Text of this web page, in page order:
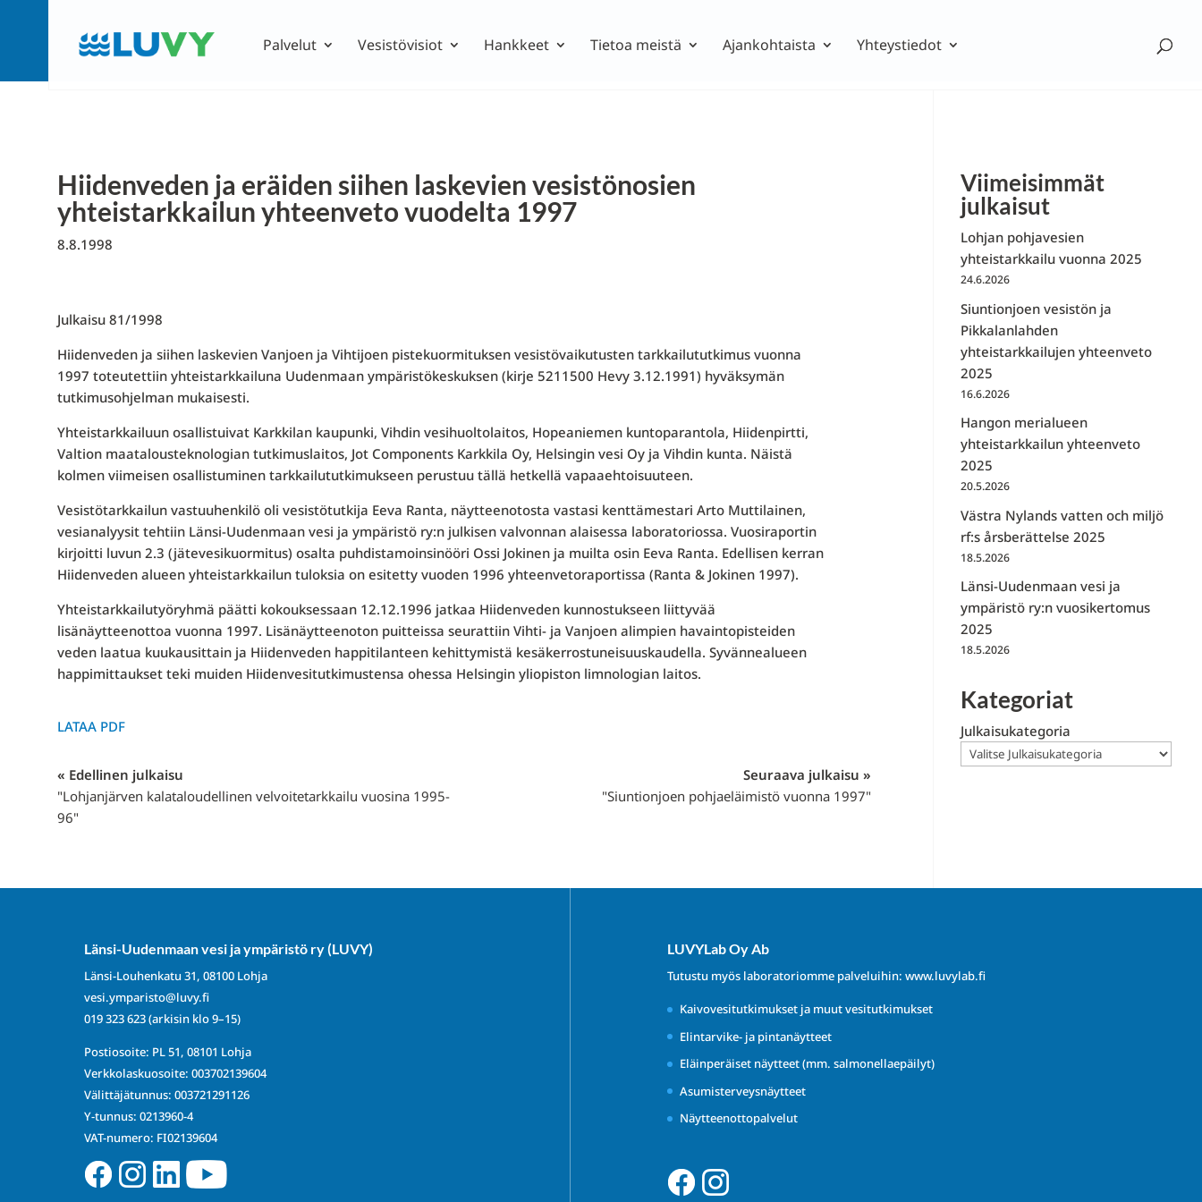
Palvelut Vesistövisiot Hankkeet Tietoa meistä Ajankohtaista Yhteystiedot
Hiidenveden ja eräiden siihen laskevien vesistönosien
yhteistarkkailun yhteenveto vuodelta 1997
8.8.1998
Julkaisu 81/1998
Hiidenveden ja siihen laskevien Vanjoen ja Vihtijoen pistekuormituksen vesistövai­kutusten tarkkailututkimus vuonna
1997 toteutettiin yhteistarkkailuna Uudenmaan ympäristökeskuksen (kirje 5211500 Hevy 3.12.1991) hyväksymän
tutkimusohjelman mukaisesti.
Yhteistarkkailuun osallistuivat Karkkilan kaupunki, Vihdin vesihuoltolaitos, Hopea­niemen kuntoparantola, Hiidenpirtti,
Valtion maatalousteknologian tutkimuslaitos, Jot Components Karkkila Oy, Helsingin vesi Oy ja Vihdin kunta. Näistä
kolmen viimeisen osallistuminen tarkkailututkimukseen perustuu tällä hetkellä vapaaehtoi­suuteen.
Vesistötarkkailun vastuuhenkilö oli vesistötutkija Eeva Ranta, näytteenotosta vastasi kenttämestari Arto Muttilainen,
vesianalyysit tehtiin Länsi-Uudenmaan vesi ja ym­päristö ry:n julkisen valvonnan alaisessa laboratoriossa. Vuosiraportin
kirjoitti luvun 2.3 (jätevesikuormitus) osalta puhdistamoinsinööri Ossi Jokinen ja muilta osin Eeva Ranta. Edellisen kerran
Hiidenveden alueen yhteistarkkailun tuloksia on esitetty vuoden 1996 yhteenvetoraportissa (Ranta & Jokinen 1997).
Yhteistarkkailutyöryhmä päätti kokouksessaan 12.12.1996 jatkaa Hiidenveden kun­nostukseen liittyvää
lisänäytteenottoa vuonna 1997. Lisänäytteenoton puitteissa seu­rattiin Vihti- ja Vanjoen alimpien havaintopisteiden
veden laatua kuukausittain ja Hiidenveden happitilanteen kehittymistä kesäkerrostuneisuuskaudella. Syvännealu­een
happimittaukset teki muiden Hiidenvesitutkimustensa ohessa Helsingin yliopis­ton limnologian laitos.
LATAA PDF
« Edellinen julkaisu
"Lohjanjärven kalataloudellinen velvoitetarkkailu vuosina 1995-
96"
Seuraava julkaisu »
"Siuntionjoen pohjaeläimistö vuonna 1997"
Viimeisimmät
julkaisut
Lohjan pohjavesien
yhteistarkkailu vuonna 2025
24.6.2026
Siuntionjoen vesistön ja
Pikkalanlahden
yhteistarkkailujen yhteenveto
2025
16.6.2026
Hangon merialueen
yhteistarkkailun yhteenveto
2025
20.5.2026
Västra Nylands vatten och miljö
rf:s årsberättelse 2025
18.5.2026
Länsi-Uudenmaan vesi ja
ympäristö ry:n vuosikertomus
2025
18.5.2026
Kategoriat
Julkaisukategoria
Länsi-Uudenmaan vesi ja ympäristö ry (LUVY)
Länsi-Louhenkatu 31, 08100 Lohja
vesi.ymparisto@luvy.fi
019 323 623(arkisin klo 9–15)
Postiosoite: PL 51, 08101 Lohja
Verkkolaskuosoite: 003702139604
Välittäjätunnus: 003721291126
Y-tunnus: 0213960-4
VAT-numero: FI02139604
LUVYLab Oy Ab
Tutustu myös laboratoriomme palveluihin: www.luvylab.fi
Kaivovesitutkimukset ja muut vesitutkimukset
Elintarvike- ja pintanäytteet
Eläinperäiset näytteet (mm. salmonellaepäilyt)
Asumisterveysnäytteet
Näytteenottopalvelut